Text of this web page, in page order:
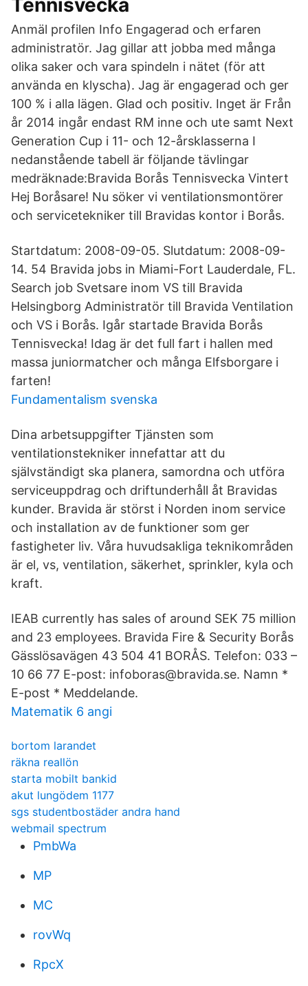
Tennisvecka
Anmäl profilen Info Engagerad och erfaren
administratör. Jag gillar att jobba med många
olika saker och vara spindeln i nätet (för att
använda en klyscha). Jag är engagerad och ger
100 % i alla lägen. Glad och positiv. Inget är Från
år 2014 ingår endast RM inne och ute samt Next
Generation Cup i 11- och 12-årsklasserna I
nedanstående tabell är följande tävlingar
medräknade:Bravida Borås Tennisvecka Vintert
Hej Boråsare! Nu söker vi ventilationsmontörer
och servicetekniker till Bravidas kontor i Borås.
Startdatum: 2008-09-05. Slutdatum: 2008-09-
14. 54 Bravida jobs in Miami-Fort Lauderdale, FL.
Search job Svetsare inom VS till Bravida
Helsingborg Administratör till Bravida Ventilation
och VS i Borås. Igår startade Bravida Borås
Tennisvecka! Idag är det full fart i hallen med
massa juniormatcher och många Elfsborgare i
farten!
Fundamentalism svenska
Dina arbetsuppgifter Tjänsten som
ventilationstekniker innefattar att du
självständigt ska planera, samordna och utföra
serviceuppdrag och driftunderhåll åt Bravidas
kunder. Bravida är störst i Norden inom service
och installation av de funktioner som ger
fastigheter liv. Våra huvudsakliga teknikområden
är el, vs, ventilation, säkerhet, sprinkler, kyla och
kraft.
IEAB currently has sales of around SEK 75 million
and 23 employees. Bravida Fire & Security Borås
Gässlösavägen 43 504 41 BORÅS. Telefon: 033 –
10 66 77 E-post: infoboras@bravida.se. Namn *
E-post * Meddelande.
Matematik 6 angi
bortom larandet
räkna reallön
starta mobilt bankid
akut lungödem 1177
sgs studentbostäder andra hand
webmail spectrum
PmbWa
MP
MC
rovWq
RpcX